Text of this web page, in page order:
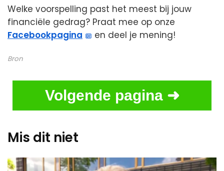
Welke voorspelling past het meest bij jouw
financiële gedrag? Praat mee op onze
Facebookpagina
en deel je mening!
Bron
Volgende pagina ➜
Mis dit niet